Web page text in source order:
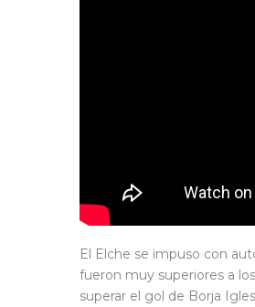
El Elche se impuso con
fueron muy superiores a
superar el gol de Borja